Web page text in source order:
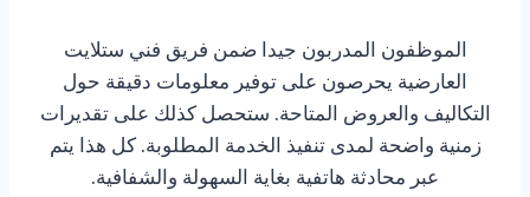
الموظفون المدربون جيدا ضمن فريق فني ستلايت
العارضية يحرصون على توفير معلومات دقيقة حول
التكاليف والعروض المتاحة. ستحصل كذلك على تقديرات
زمنية واضحة لمدى تنفيذ الخدمة المطلوبة. كل هذا يتم
عبر محادثة هاتفية بغاية السهولة والشفافية.